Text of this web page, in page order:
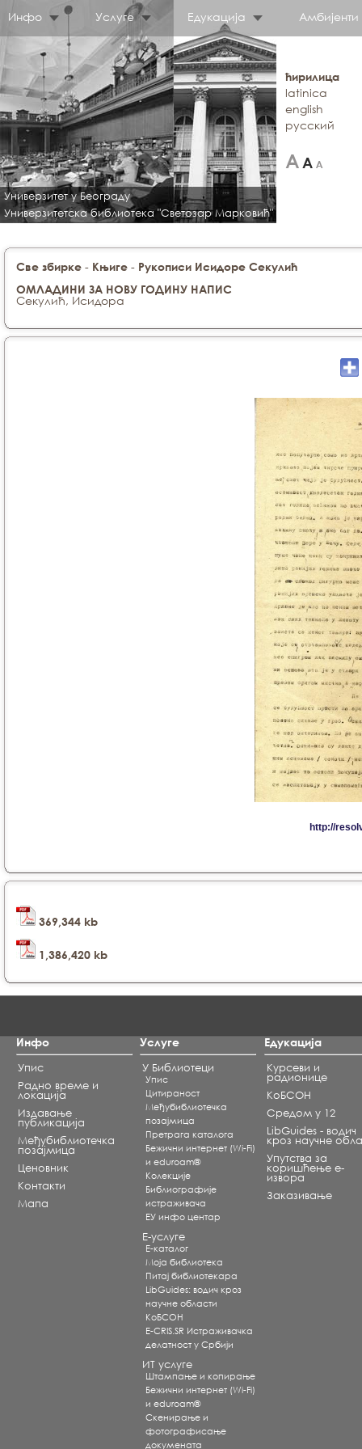
Инфо Услуге Едукација Амбијенти
Универзитет у Београду
Универзитетска библиотека "Светозар Марковић"
ћирилица
latinica
english
русский
Све збирке - Књиге - Рукописи Исидоре Секулић
ОМЛАДИНИ ЗА НОВУ ГОДИНУ НАПИС
Секулић, Исидора
369,344 kb
1,386,420 kb
Инфо
Упис
Радно време и
локација
Издавање
публикација
Међубиблиотечка
позајмица
Ценовник
Контакти
Мапа
Услуге
У Библиотеци
Упис
Цитираност
Међубиблиотечка
позајмица
Претрага каталога
Бежични интернет (Wi-Fi)
и eduroam®
Koлекције
Библиографије
истраживача
ЕУ инфо центар
Е-услуге
Е-каталог
Моја библиотека
Питај библиотекара
LibGuides: водич кроз
научне области
КоБСОН
E-CRIS.SR Истраживачка
делатност у Србији
ИТ услуге
Штампање и копирање
Бежични интернет (Wi-Fi)
и eduroam®
Скенирање и
фотографисање
докумената
Едукација
Курсеви и
радионице
КоБСОН
Средом у 12
LibGuides - водич
кроз научне
Упутства за
коришћење е-
извора
Заказивање